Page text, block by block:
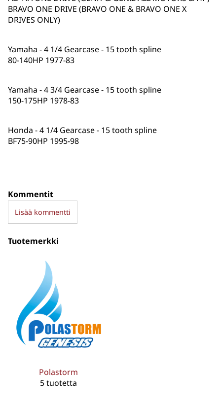
BRAVO ONE DRIVE (BRAVO ONE & BRAVO ONE X
DRIVES ONLY)
Yamaha - 4 1/4 Gearcase - 15 tooth spline
80-140HP 1977-83
Yamaha - 4 3/4 Gearcase - 15 tooth spline
150-175HP 1978-83
Honda - 4 1/4 Gearcase - 15 tooth spline
BF75-90HP 1995-98
Kommentit
Lisää kommentti
Tuotemerkki
Polastorm
5 tuotetta